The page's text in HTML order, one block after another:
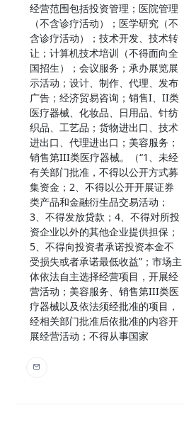
经营范围包括投资管理；医院管理
（不含诊疗活动）；医学研究（不
含诊疗活动）；技术开发、技术转
让；计算机技术培训（不得面向全
国招生）；会议服务；承办展览展
示活动；设计、制作、代理、发布
广告；经济贸易咨询；销售I、II类
医疗器械、化妆品、日用品、针纺
织品、工艺品；货物进出口、技术
进出口、代理进出口；美容服务；
销售第III类医疗器械。（“1、未经
有关部门批准，不得以公开方式募
集资金；2、不得以公开开展证券
类产品和金融衍生品交易活动；
3、不得发放贷款；4、不得对所投
资企业以外的其他企业提供担保；
5、不得向投资者承诺投资本金不
受损失或者承诺最低收益”；市场主
体依法自主选择经营项目，开展经
营活动；美容服务、销售第III类医
疗器械以及依法须经批准的项目，
经相关部门批准后依批准的内容开
展经营活动；不得从事国家